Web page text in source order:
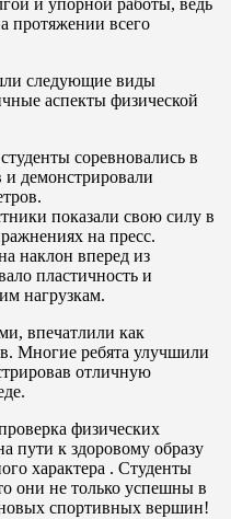
протяжении всего
следующие виды
аспекты физической
соревновались в
и демонстрировали
показали свою силу в
на пресс.
наклон вперед из
пластичность и
нагрузкам.
впечатлили как
Многие ребята улучшили
отличную
физических
пути к здоровому образу
характера . Студенты
они не только успешны в
спортивных вершин!